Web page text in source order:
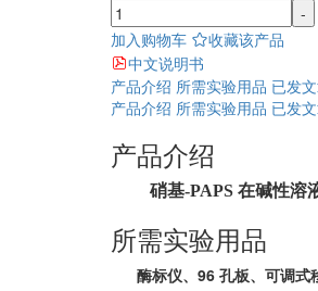
-
加入购物车
收藏该产品
中文说明书
产品介绍 所需实验用品 已发
产品介绍 所需实验用品 已发
产品介绍
硝基-PAPS 在碱性溶
所需实验用品
酶标仪、96 孔板、可调式